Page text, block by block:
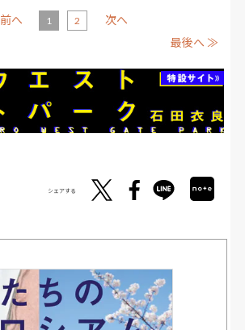
前へ 1 2
次へ
最後へ ≫
シェアする